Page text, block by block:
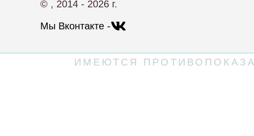
© , 2014 - 2026 г.
Мы Вконтакте -
ИМЕЮТСЯ